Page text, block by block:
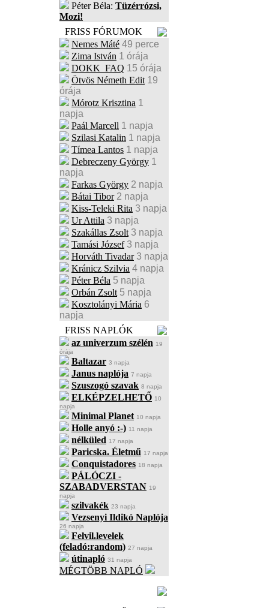
Péter Béla: Tüzérrózsi,
Mozi!
FRISS FÓRUMOK
Nemes Máté 49 perce
Zima István 1 órája
DOKK_FAQ 15 órája
Ötvös Németh Edit 19
órája
Mórotz Krisztina 1
napja
Paál Marcell 1 napja
Szilasi Katalin 1 napja
Tímea Lantos 1 napja
Debreczeny György 1
napja
Farkas György 2 napja
Bátai Tibor 2 napja
Kiss-Teleki Rita 3 napja
Ur Attila 3 napja
Szakállas Zsolt 3 napja
Tamási József 3 napja
Horváth Tivadar 3 napja
Kránicz Szilvia 4 napja
Péter Béla 5 napja
Orbán Zsolt 5 napja
Kosztolányi Mária 6
napja
FRISS NAPLÓK
az univerzum szélén 19
órája
Baltazar 3 napja
Janus naplója 7 napja
Szuszogó szavak 8 napja
ELKÉPZELHETŐ 10
napja
Minimal Planet 10 napja
Holle anyó :-) 11 napja
nélküled 17 napja
Paricska. Életmű 17 napja
Conquistadores 18 napja
PÁLÓCZI -
SZABADVERSTAN 19
napja
szilvakék 23 napja
Vezsenyi Ildikó Naplója
26 napja
Felvil.levelek
(feladó:random) 27 napja
útinapló 31 napja
MÉGTÖBB NAPLÓ